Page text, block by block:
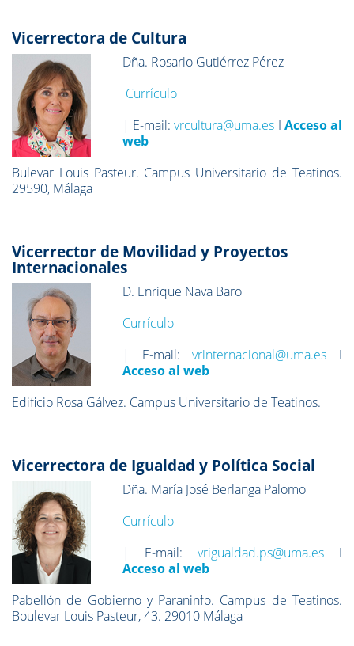
Vicerrectora de Cultura
Dña. Rosario Gutiérrez Pérez
Currículo
| E-mail:vrcultura@uma.es I Acceso al
web
Bulevar Louis Pasteur. Campus Universitario de Teatinos.
29590, Málaga
Vicerrector de Movilidad y Proyectos
Internacionales
D. Enrique Nava Baro
Currículo
| E-mail:vrinternacional@uma.es I
Acceso al web
Edificio Rosa Gálvez. Campus Universitario de Teatinos.
Vicerrectora de Igualdad y Política Social
Dña. María José Berlanga Palomo
Currículo
| E-mail: vrigualdad.ps@uma.es I
Acceso al web
Pabellón de Gobierno y Paraninfo. Campus de Teatinos.
Boulevar Louis Pasteur, 43. 29010 Málaga